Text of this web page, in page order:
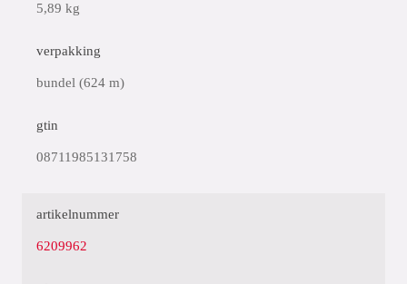
5,89 kg
verpakking
bundel (624 m)
gtin
08711985131758
artikelnummer
6209962